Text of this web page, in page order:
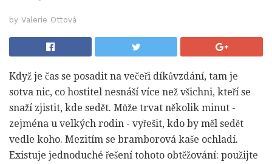
by Valerie Ottová
Když je čas se posadit na večeři díkůvzdání, tam je
sotva nic, co hostitel nesnáší více než všichni, kteří se
snaží zjistit, kde sedět. Může trvat několik minut -
zejména u velkých rodin - vyřešit, kdo by měl sedět
vedle koho. Mezitím se bramborová kaše ochladí.
Existuje jednoduché řešení tohoto obtěžování: použijte